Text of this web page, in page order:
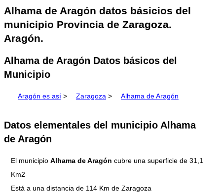
Alhama de Aragón datos básicios del
municipio Provincia de Zaragoza.
Aragón.
Alhama de Aragón Datos básicos del
Municipio
Aragón es así > Zaragoza > Alhama de Aragón
Datos elementales del municipio Alhama
de Aragón
El municipio Alhama de Aragón cubre una superficie de 31,1
Km2
Está a una distancia de 114 Km de Zaragoza